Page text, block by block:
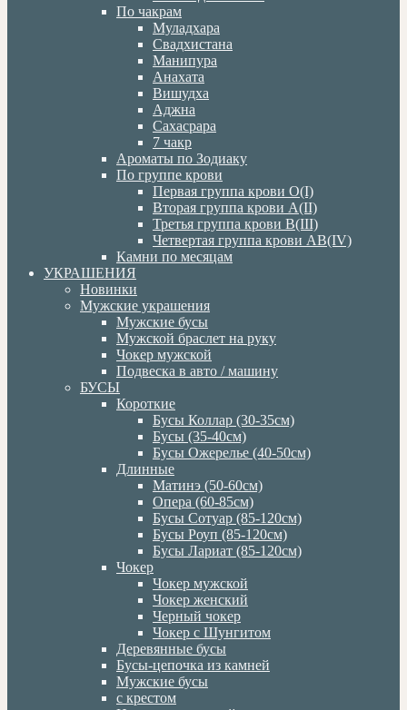
По чакрам
Муладхара
Свадхистана
Манипура
Анахата
Вишудха
Аджна
Сахасрара
7 чакр
Ароматы по Зодиаку
По группе крови
Первая группа крови О(I)
Вторая группа крови А(II)
Третья группа крови В(III)
Четвертая группа крови АВ(IV)
Камни по месяцам
УКРАШЕНИЯ
Новинки
Мужские украшения
Мужские бусы
Мужской браслет на руку
Чокер мужской
Подвеска в авто / машину
БУСЫ
Короткие
Бусы Коллар (30-35см)
Бусы (35-40см)
Бусы Ожерелье (40-50см)
Длинные
Матинэ (50-60см)
Опера (60-85см)
Бусы Сотуар (85-120см)
Бусы Роуп (85-120см)
Бусы Лариат (85-120см)
Чокер
Чокер мужской
Чокер женский
Черный чокер
Чокер с Шунгитом
Деревянные бусы
Бусы-цепочка из камней
Мужские бусы
с крестом